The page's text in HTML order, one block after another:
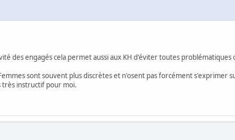
des engagés cela permet aussi aux KH d'éviter toutes problématiques
sont souvent plus discrètes et n'osent pas forcément s'exprimer
très instructif pour moi.